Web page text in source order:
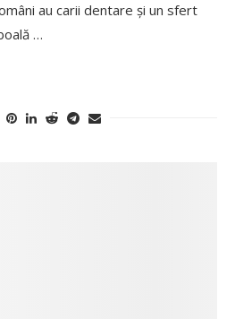
au carii dentare și un sfert
…